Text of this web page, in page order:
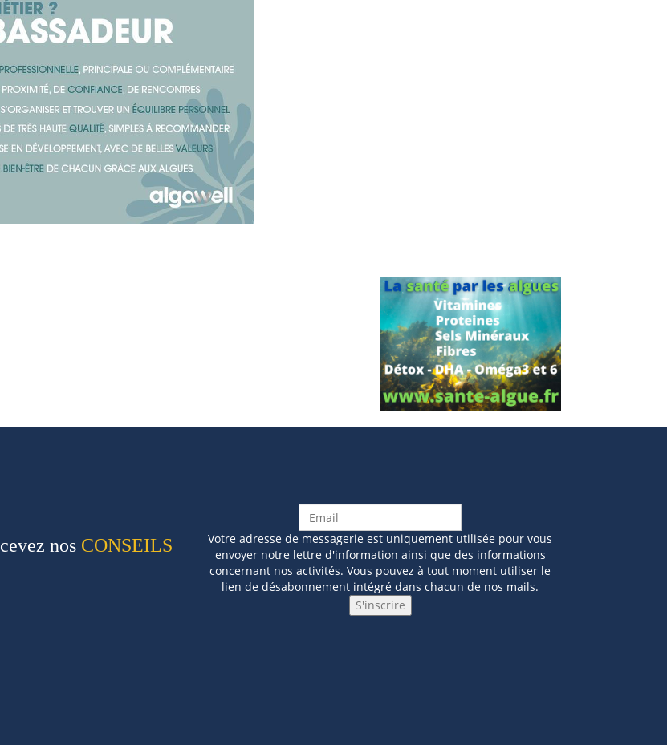
nos CONSEILS
Votre adresse de messagerie est uniquement utilisée pour vous
envoyer notre lettre d'information ainsi que des informations
concernant nos activités. Vous pouvez à tout moment utiliser le
lien de désabonnement intégré dans chacun de nos mails.